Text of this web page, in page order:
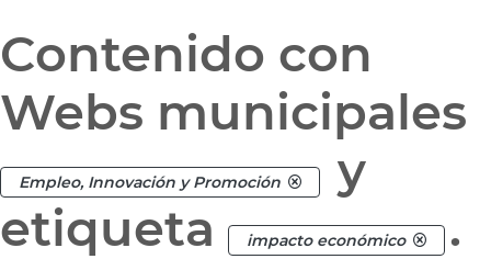
Contenido con
Webs municipales
Empleo, Innovación y Promoción
y
etiqueta
impacto económico .